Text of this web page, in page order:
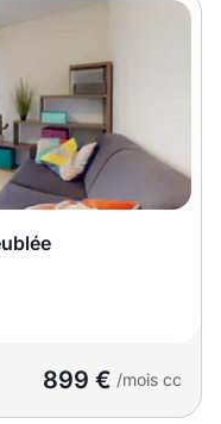
899 € /mois cc